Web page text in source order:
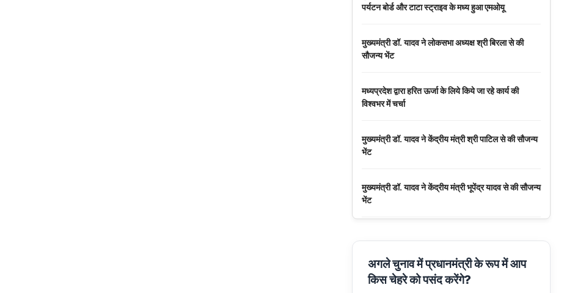
पर्यटन बोर्ड और टाटा स्ट्राइव के मध्य हुआ एमओयू
मुख्यमंत्री डॉ. यादव ने लोकसभा अध्यक्ष श्री बिरला से की
सौजन्य भेंट
मध्यप्रदेश द्वारा हरित ऊर्जा के लिये किये जा रहे कार्य की
विश्वभर में चर्चा
मुख्यमंत्री डॉ. यादव ने केंद्रीय मंत्री श्री पाटिल से की सौजन्य
भेंट
मुख्यमंत्री डॉ. यादव ने केंद्रीय मंत्री भूपेंद्र यादव से की सौजन्य
भेंट
मुख्यमंत्री डॉ. यादव की जनोन्मुखी पहल
अगले चुनाव में प्रधानमंत्री के रूप में आप
किस चेहरे को पसंद करेंगे?